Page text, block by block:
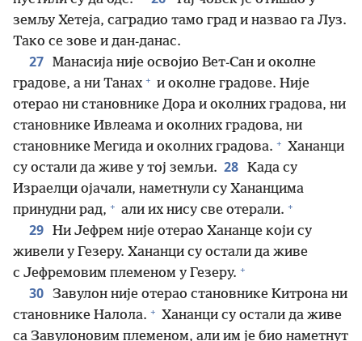
земљу Хетеја, саградио тамо град и назвао га Луз.
Тако се зове и дан-данас.
27 Манасија није освојио Вет-Сан и околне
градове, а ни Танах + и околне градове. Није
отерао ни становнике Дора и околних градова, ни
становнике Ивлеама и околних градова, ни
становнике Мегида и околних градова. + Хананци
су остали да живе у тој земљи. 28 Када су
Израелци ојачали, наметнули су Хананцима
принудни рад, + али их нису све отерали. +
29 Ни Јефрем није отерао Хананце који су
живели у Гезеру. Хананци су остали да живе
с Јефремовим племеном у Гезеру. +
30 Завулон није отерао становнике Китрона ни
становнике Налола. + Хананци су остали да живе
са Завулоновим племеном, али им је био наметнут